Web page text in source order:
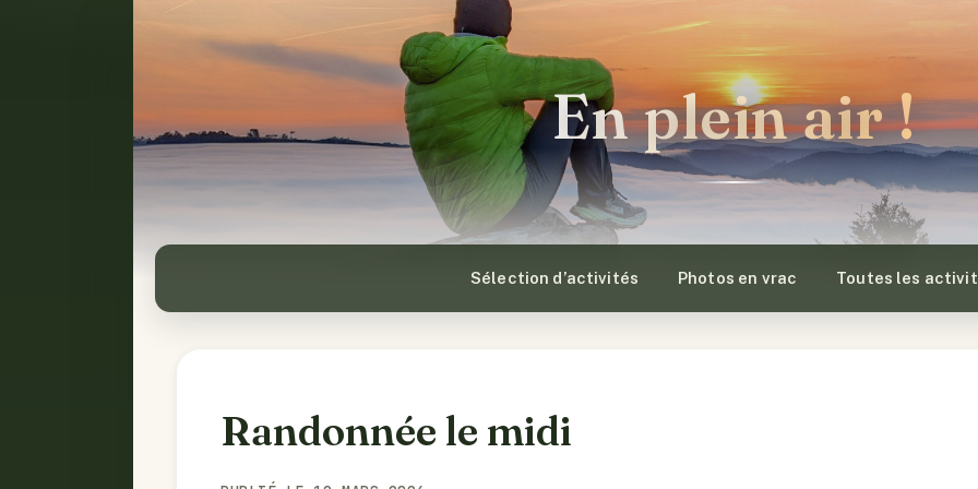
En plein air !
Sélection d’activités Photos en vrac Toutes les
Randonnée le midi